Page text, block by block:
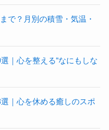
で？月別の積雪・気温・
｜心を整える“なにもしな
｜心を休める癒しのスポ